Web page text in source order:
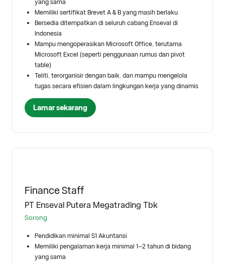
yang sama
Memiliki sertifikat Brevet A & B yang masih berlaku
Bersedia ditempatkan di seluruh cabang Enseval di
Indonesia
Mampu mengoperasikan Microsoft Office, terutama
Microsoft Excel (seperti penggunaan rumus dan pivot
table)
Teliti, terorganisir dengan baik, dan mampu mengelola
tugas secara efisien dalam lingkungan kerja yang dinamis
Lamar sekarang
Finance Staff
PT Enseval Putera Megatrading Tbk
Sorong
Pendidikan minimal S1 Akuntansi
Memiliki pengalaman kerja minimal 1–2 tahun di bidang
yang sama